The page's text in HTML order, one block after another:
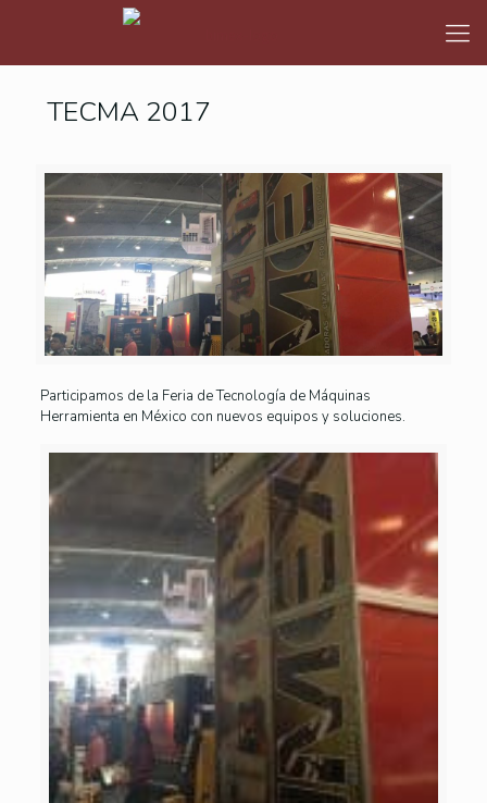
TECMA 2017
Participamos de la Feria de Tecnología de Máquinas
Herramienta en México con nuevos equipos y soluciones.